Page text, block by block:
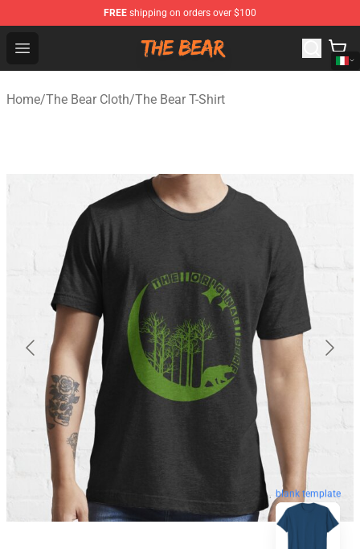
FREE shipping on orders over $100
Open menu
The Bear Shop - Official The Bear Merchandise Store
Home/The Bear Cloth/The Bear T-Shirt
blank template